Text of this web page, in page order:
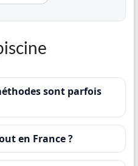
sont parfois
en France ?